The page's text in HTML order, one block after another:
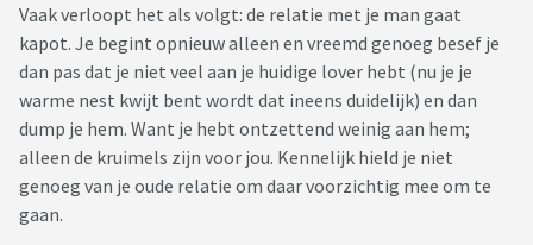
Vaak verloopt het als volgt: de relatie met je man gaat
kapot. Je begint opnieuw alleen en vreemd genoeg besef je
dan pas dat je niet veel aan je huidige lover hebt (nu je je
warme nest kwijt bent wordt dat ineens duidelijk) en dan
dump je hem. Want je hebt ontzettend weinig aan hem;
alleen de kruimels zijn voor jou. Kennelijk hield je niet
genoeg van je oude relatie om daar voorzichtig mee om te
gaan.